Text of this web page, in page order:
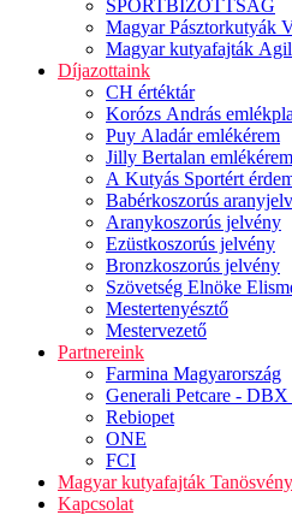
SPORTBIZOTTSÁG
Magyar Pásztorkutyák
Magyar kutyafajták
Díjazottaink
CH értéktár
Korózs András
Puy Aladár emlékérem
Jilly Bertalan emlékérem
A Kutyás Sportért
Babérkoszorús
Aranykoszorús jelvény
Ezüstkoszorús jelvény
Bronzkoszorús jelvény
Szövetség Elnöke
Mestertenyésztő
Mestervezető
Partnereink
Farmina Magyarország
Generali Petcare -
Rebiopet
ONE
FCI
Magyar kutyafajták
Kapcsolat